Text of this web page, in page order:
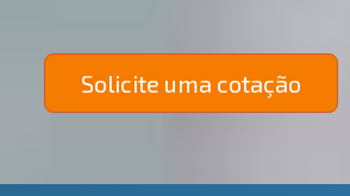
Solicite uma cotação